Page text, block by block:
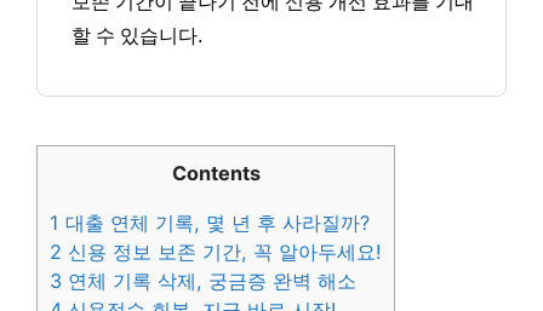
할 수 있습니다.
Contents
1 대출 연체 기록, 몇 년 후 사라질까?
2 신용 정보 보존 기간, 꼭 알아두세요!
3 연체 기록 삭제, 궁금증 완벽 해소